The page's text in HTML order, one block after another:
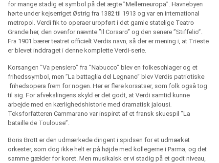
for mange stadig et symbol på det ægte ”Mellemeuropa”. Havnebyen
hørte under kejserriget Østrig fra 1382 til 1913 og var en international
metropol. Verdi fik to operaer uropført i det gamle statelige Teatro
Grande her, den ovenfor nævnte ”Il Corsaro” og den senere ”Stiffelio”.
Fra 1901 bærer teatret officielt Verdis navn, så der er mening i, at Trieste
er blevet inddraget i denne komplette Verdi-serie.
Korsangen ”Va pensiero” fra ”Nabucco” blev en folkeschlager og et
frihedssymbol, men ”La battaglia del Legnano” blev Verdis patriotiske
frihedsopera frem for nogen. Her er flere korsatser, som folk også tog
til sig. For afvekslingens skyld er det godt, at Verdi samtid kunne
arbejde med en kærlighedshistorie med dramatisk jalousi.
Teksforfatteren Cammarano var inspiret af et fransk skuespil ”La
bataille de Toulouse”.
Boris Brott er den udmærkede dirigent i spidsen for et udmærket
orkester, som dog ikke helt er på højde med kollegerne i Parma, og det
samme gælder for koret. Men musikalsk er vi stadig på et godt niveau,